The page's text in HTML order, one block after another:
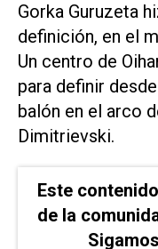
Gorka Guruzeta
definición, en el
Un centro de
para definir
balón en el arco
Dimitrievski.
Este
de la